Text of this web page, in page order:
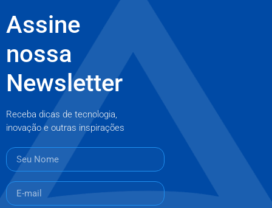
Assine
nossa
Newsletter
Receba dicas de tecnologia,
inovação e outras inspirações